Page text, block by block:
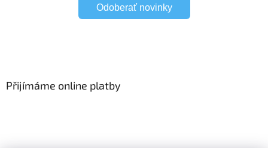
Odoberať novinky
Přijímáme online platby